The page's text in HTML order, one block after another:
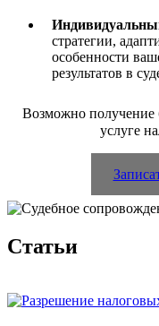
стратегии,
особенности
результатов в
Возможно получение
услуге
Статьи